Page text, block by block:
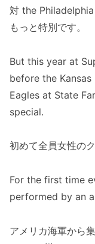
対 the
もっと特別です。
But this year at
before the
Eagles at State
special.
初めて全員女性の
For the first time
performed by an
アメリカ海軍から